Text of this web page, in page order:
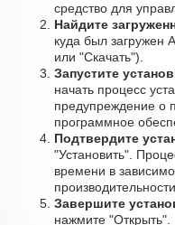
средство для
Найдите
куда был загружен
или "Скачать").
Запустите
начать процесс
предупреждение о
программное
Подтвердите
"Установить".
времени в
Завершите
нажмите "Открыть".